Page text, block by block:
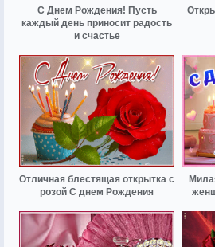
С Днем Рождения! Пусть
каждый день приносит радость
и счастье
Отличная блестящая открытка с
розой С днем Рождения